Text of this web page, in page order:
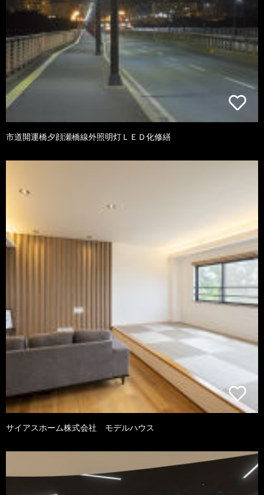
市道開運橋夕顔瀬橋線外照明灯ＬＥＤ化修繕
サイアスホーム株式会社 モデルハウス